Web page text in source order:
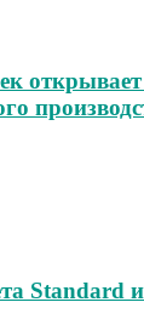
Standard